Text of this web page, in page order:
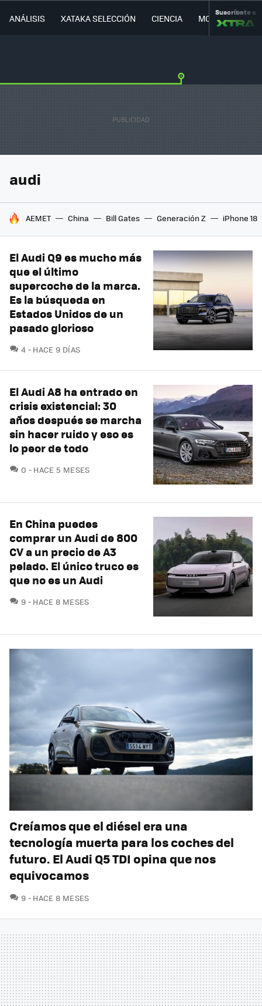
ANÁLISIS XATAKA SELECCIÓN CIENCIA MOVILIDAD
Suscríbete a
audi
HOY SE HABLA DE
AEMET China Bill Gates Generación Z iPhone 18
El Audi Q9 es mucho más
que el último
supercoche de la marca.
Es la búsqueda en
Estados Unidos de un
pasado glorioso
4 COMENTARIOS
HACE 9 DÍAS
El Audi A8 ha entrado en
crisis existencial: 30
años después se marcha
sin hacer ruido y eso es
lo peor de todo
0 COMENTARIOS
HACE 5 MESES
En China puedes
comprar un Audi de 800
CV a un precio de A3
pelado. El único truco es
que no es un Audi
9 COMENTARIOS
HACE 8 MESES
Creíamos que el diésel era una
tecnología muerta para los coches del
futuro. El Audi Q5 TDI opina que nos
equivocamos
9 COMENTARIOS
HACE 8 MESES